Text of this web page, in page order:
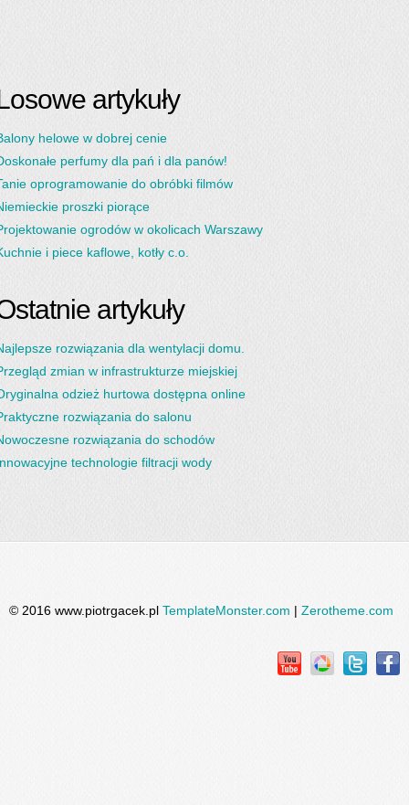
artykuły
helowe w dobrej cenie
perfumy dla pań i dla panów!
oprogramowanie do obróbki filmów
proszki piorące
ogrodów w okolicach Warszawy
i piece kaflowe, kotły c.o.
artykuły
rozwiązania dla wentylacji domu.
zmian w infrastrukturze miejskiej
odzież hurtowa dostępna online
rozwiązania do salonu
rozwiązania do schodów
technologie filtracji wody
© 2016 www.piotrgacek.pl TemplateMonster.com | Zerotheme.com